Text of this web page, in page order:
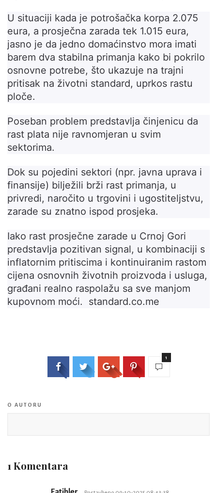
U situaciji kada je potrošačka korpa 2.075
eura, a prosječna zarada tek 1.015 eura,
jasno je da jedno domaćinstvo mora imati
barem dva stabilna primanja kako bi pokrilo
osnovne potrebe, što ukazuje na trajni
pritisak na životni standard, uprkos rastu
ploče.
Poseban problem predstavlja činjenicu da
rast plata nije ravnomjeran u svim
sektorima.
Dok su pojedini sektori (npr. javna uprava i
finansije) bilježili brži rast primanja, u
privredi, naročito u trgovini i ugostiteljstvu,
zarade su znatno ispod prosjeka.
Iako rast prosječne zarade u Crnoj Gori
predstavlja pozitivan signal, u kombinaciji s
inflatornim pritiscima i kontinuiranim rastom
cijena osnovnih životnih proizvoda i usluga,
građani realno raspolažu sa sve manjom
kupovnom moći. standard.co.me
1
O AUTORU
1 Komentara